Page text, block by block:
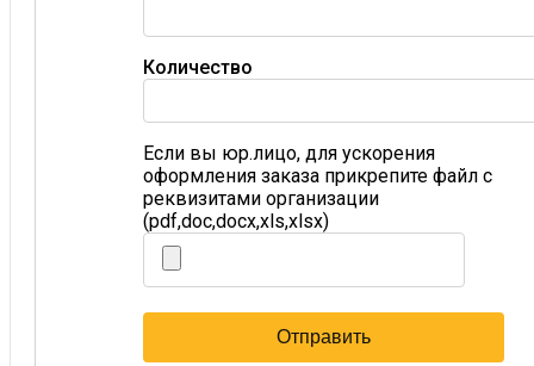
Количество
Если вы юр.лицо, для ускорения
оформления заказа прикрепите файл с
реквизитами организации
(pdf,doc,docx,xls,xlsx)